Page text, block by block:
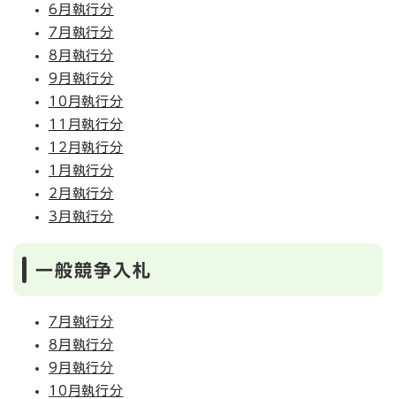
6月執行分
7月執行分
8月執行分
9月執行分
10月執行分
11月執行分
12月執行分
1月執行分
2月執行分
3月執行分
一般競争入札
7月執行分
8月執行分
9月執行分
10月執行分